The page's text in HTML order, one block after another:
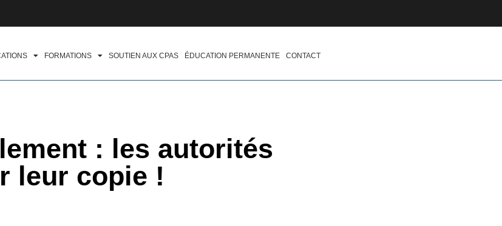
FORMATIONS SOUTIEN AUX CPAS ÉDUCATION PERMANENTE CONTACT
: les autorités
leur copie !